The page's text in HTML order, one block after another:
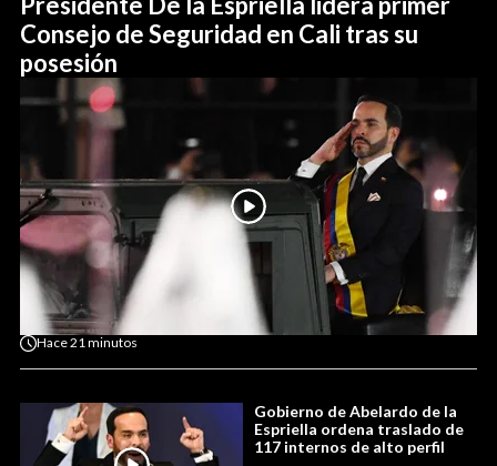
Consejo de Seguridad en Cali tras su
posesión
Hace21 minutos
Gobierno de Abelardo de la
Espriella ordena traslado de
117 internos de alto perfil